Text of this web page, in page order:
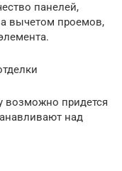
панелей,
вычетом проемов,
возможно придется
над